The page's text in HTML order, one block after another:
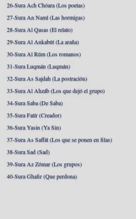
26-Sura Ach Chóara (Los poetas)
27-Sura An Naml (Las hormigas)
28-Sura Al Qasas (El relato)
29-Sura Al Ankabút (La araña)
30-Sura Al Rúm (Los romanos)
31-Sura Luqmán (Luqmán)
32-Sura As Sajdah (La postración)
33-Sura Al Ahzáb (Los que dejó el grupo)
34-Sura Saba (De Saba)
35-Sura Fatír (Creador)
36-Sura Yasin (Ya Sin)
37-Sura As Saffát (Los que se ponen en filas)
38-Sura Sad (Sad)
39-Sura Az Zómar (Los grupos)
40-Sura Ghafir (Que perdona)